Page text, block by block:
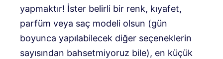
yapmaktır! İster belirli bir renk, kıyafet,
parfüm veya saç modeli olsun (gün
boyunca yapılabilecek diğer seçeneklerin
sayısından bahsetmiyoruz bile), en küçük